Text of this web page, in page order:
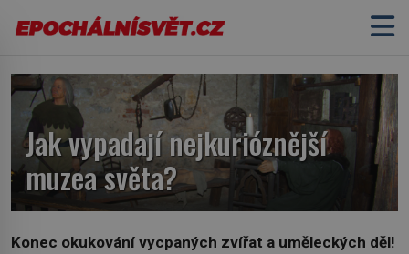
Jak vypadají nejkurióznější
muzea světa?
Konec okukování vycpaných zvířat a uměleckých děl!